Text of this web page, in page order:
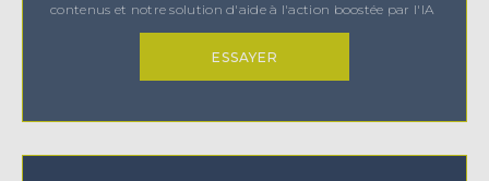
contenus et notre solution d'aide à l'action boostée par l'IA
ESSAYER